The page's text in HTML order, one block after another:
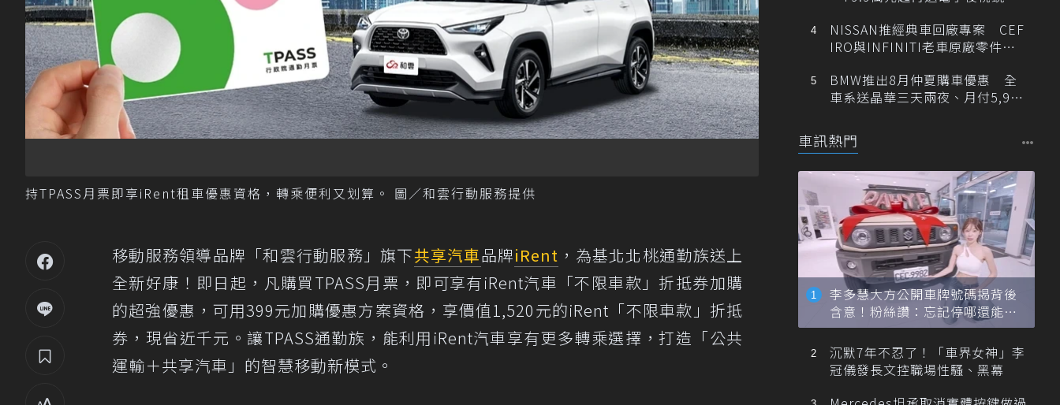
持TPASS月票即享iRent租車優惠資格，轉乘便利又划算。 圖／和雲行動服務提供
移動服務領導品牌「和雲行動服務」旗下共享汽車品牌iRent ，為基北北桃通勤族送上
全新好康！即日起，凡購買TPASS月票，即可享有iRent汽車「不限車款」折抵券加購
的超強優惠，可用399元加購優惠方案資格，享價值1,520元的iRent「不限車款」折抵
券，現省近千元。讓TPASS通勤族，能利用iRent汽車享有更多轉乘選擇，打造「公共
運輸＋共享汽車」的智慧移動新模式。
NISSAN推經典車回廠專案 CEF
IRO與INFINITI老車原廠零件最
BMW推出8月仲夏購車優惠 全
車系送晶華三天兩夜、月付5,900
車訊熱門
李多慧大方公開車牌號碼揭背後
含意！粉絲讚：忘記停哪還能幫
忙找車
沉默7年不忍了！「車界女神」李
冠儀發長文控職場性騷、黑幕